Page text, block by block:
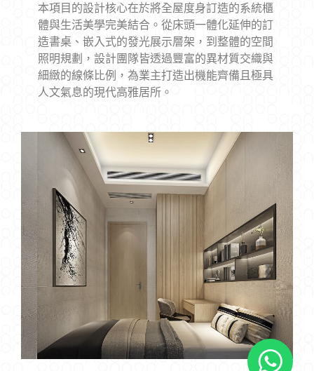
本項目的設計核心在於將全屋度身訂造的系統櫃
體與生活美學完美結合。從床頭一體化延伸的訂
造書桌、嵌入式的發光展示層架，到整體的空間
照明規劃，設計團隊皆透過豐富的異材質交織與
細緻的線條比例，為業主打造出機能齊備且極具
人文氣息的現代高雅居所。